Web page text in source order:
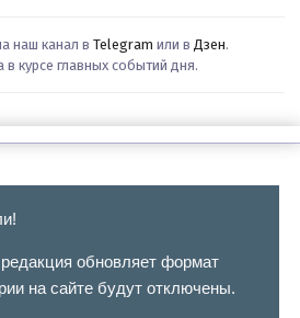
наш канал в Telegram или в Дзен.
в курсе главных событий дня.
обновляет формат
на сайте будут отключены.